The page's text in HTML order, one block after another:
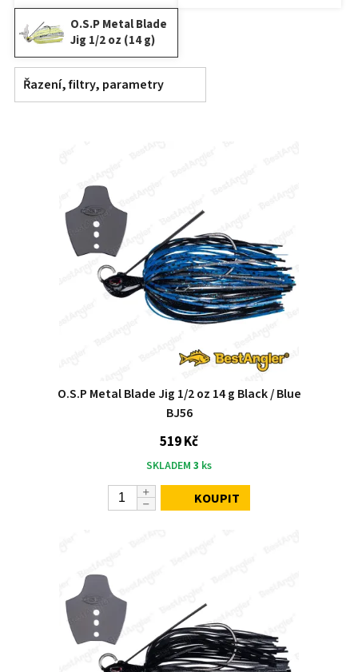
O.S.P Metal Blade
Jig 1/2 oz (14 g)
Řazení, filtry, parametry
O.S.P Metal Blade Jig 1/2 oz 14 g Black / Blue
BJ56
519 Kč
SKLADEM 3 ks
KOUPIT